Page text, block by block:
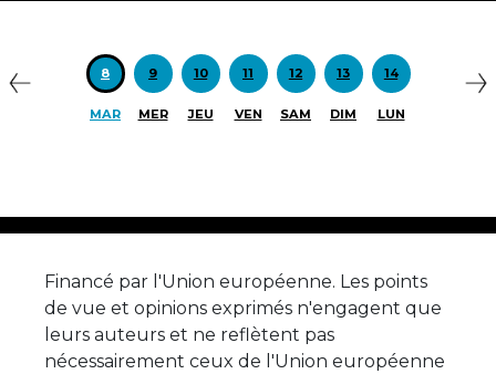
8
MAR
9
MER
10
JEU
11
VEN
12
SAM
13
DIM
14
LUN
Financé par l'Union européenne. Les points
de vue et opinions exprimés n'engagent que
leurs auteurs et ne reflètent pas
nécessairement ceux de l'Union européenne